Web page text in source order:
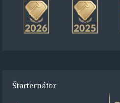
Štarternátor